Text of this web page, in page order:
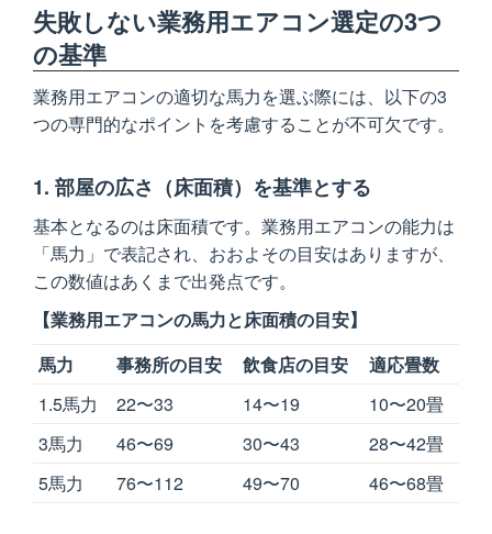
失敗しない業務用エアコン選定の3つ
の基準
業務用エアコンの適切な馬力を選ぶ際には、以下の3
つの専門的なポイントを考慮することが不可欠です。
1. 部屋の広さ（床面積）を基準とする
基本となるのは床面積です。業務用エアコンの能力は
「馬力」で表記され、おおよその目安はありますが、
この数値はあくまで出発点です。
【業務用エアコンの馬力と床面積の目安】
馬力
事務所の目安 飲食店の目安
適応畳数
1.5馬力
22〜33 14〜19
10〜20畳
3馬力
46〜69 30〜43
28〜42畳
5馬力
76〜112 49〜70 46〜68畳